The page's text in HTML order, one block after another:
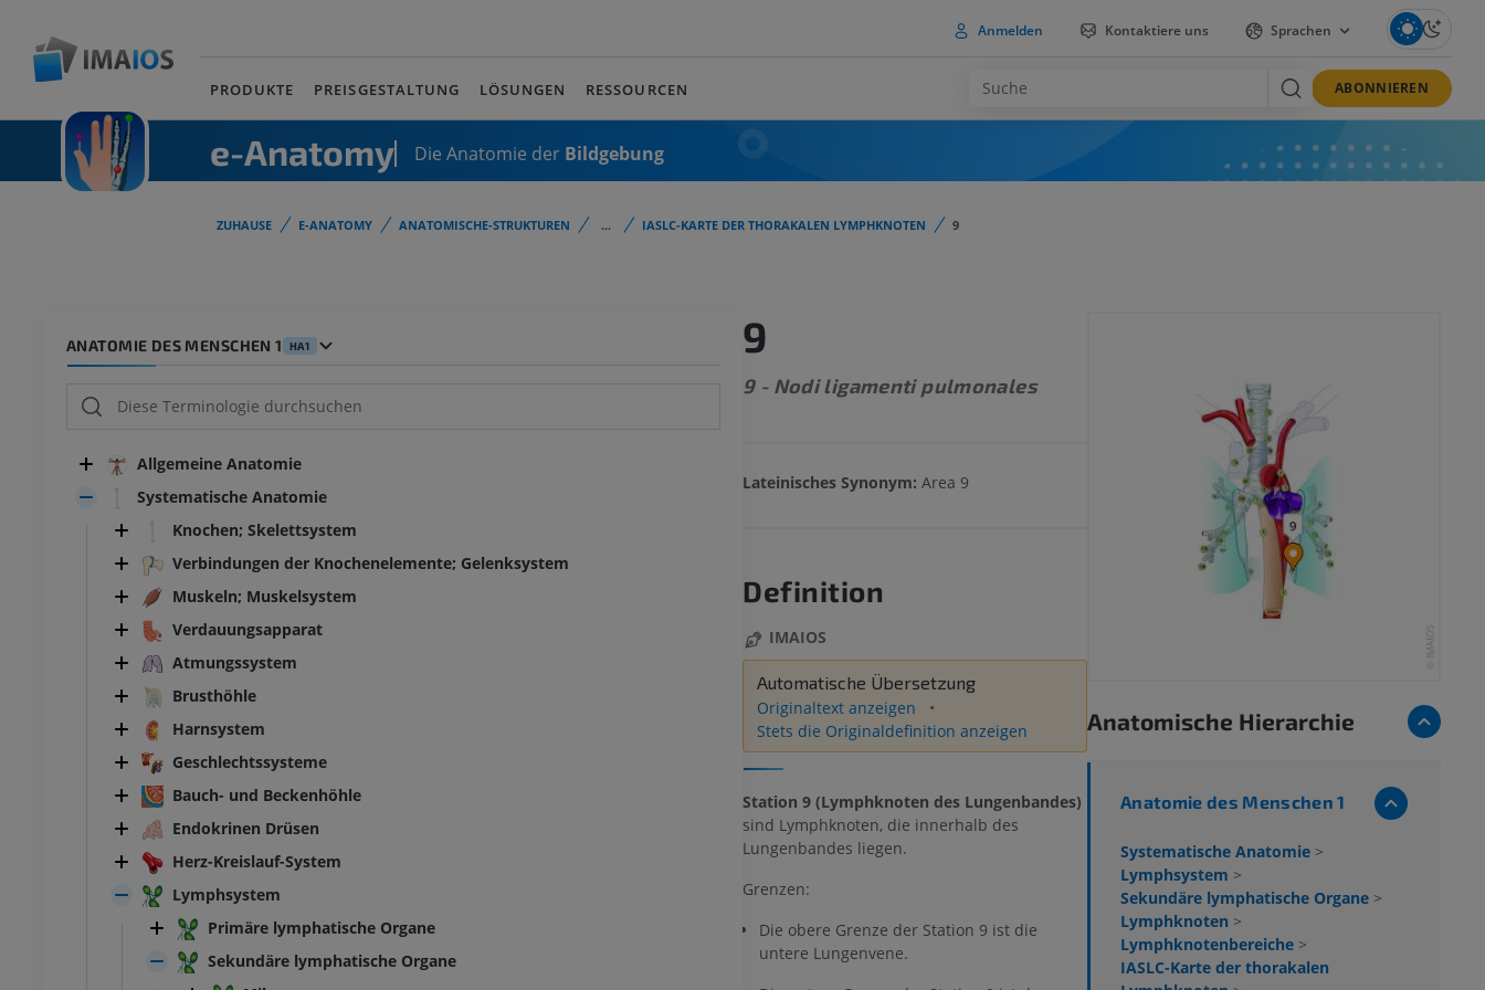
Anmelden Kontaktiere uns Sprachen
PRODUKTE PREISGESTALTUNG LÖSUNGEN RESSOURCEN ABONNIEREN
e-Anatomy Die Anatomie der Bildgebung
ZUHAUSE E-ANATOMY ANATOMISCHE-STRUKTUREN ... IASLC-KARTE DER THORAKALEN LYMPHKNOTEN 9
ANATOMIE DES MENSCHEN 1 HA1
Allgemeine Anatomie
Systematische Anatomie
Knochen; Skelettsystem
Verbindungen der Knochenelemente; Gelenksystem
Muskeln; Muskelsystem
Verdauungsapparat
Atmungssystem
Brusthöhle
Harnsystem
Geschlechtssysteme
Bauch- und Beckenhöhle
Endokrinen Drüsen
Herz-Kreislauf-System
Lymphsystem
Primäre lymphatische Organe
Sekundäre lymphatische Organe
9
9 - Nodi ligamenti pulmonales
Lateinisches Synonym: Area 9
Definition
IMAIOS
Automatische Übersetzung
Originaltext anzeigen
Stets die Originaldefinition anzeigen
Station 9 (Lymphknoten des Lungenbandes)
sind Lymphknoten, die innerhalb des
Lungenbandes liegen.
Grenzen:
Die obere Grenze der Station 9 ist die
untere Lungenvene.
Anatomische Hierarchie
Anatomie des Menschen 1
Systematische Anatomie >
Lymphsystem >
Sekundäre lymphatische Organe >
Lymphknoten >
Lymphknotenbereiche >
IASLC-Karte der thorakalen